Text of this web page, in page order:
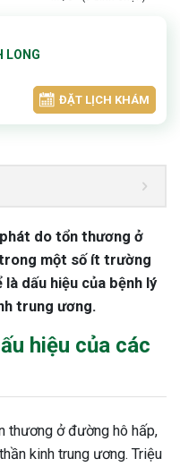
LONG
ĐẶT LỊCH KHÁM
do tổn thương ở
trong một số ít trường
dấu hiệu của bệnh lý
trung ương.
hiệu của các
thương ở đường hô hấp,
kinh trung ương. Triệu